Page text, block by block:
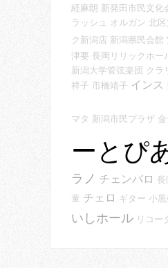
経麻朗 新発田市民文化
ラッシュ オルガン 北
ク新潟店 新潟県民会館
津要 長岡リリックホー
新潟大学管弦楽団 クラ
祥子 市橋靖子 インス
マタ 新潟市民プラザ
ーとぴ
ラノ チェンバロ
童 チェロ ギター 小
いしホール リコー